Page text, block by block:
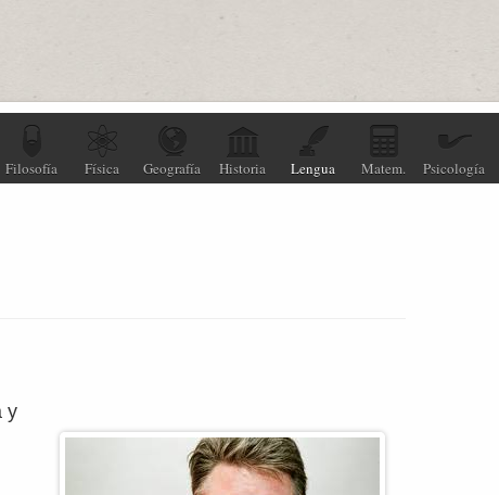
Filosofía Física Geografía Historia Lengua Matem. Psicología
y